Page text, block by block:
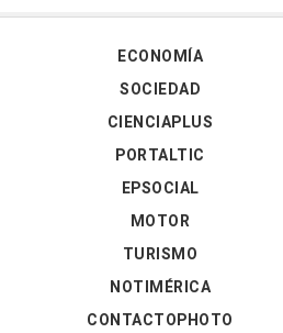
ECONOMÍA
SOCIEDAD
CIENCIAPLUS
PORTALTIC
EPSOCIAL
MOTOR
TURISMO
NOTIMÉRICA
CONTACTOPHOTO